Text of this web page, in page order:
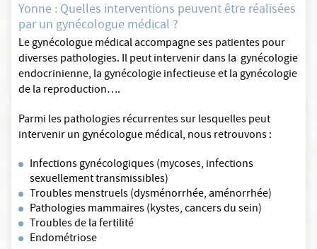
Yonne : Quelles interventions peuvent être réalisées
par un gynécologue médical ?
Le gynécologue médical accompagne ses patientes pour
diverses pathologies. Il peut intervenir dans la gynécologie
endocrinienne, la gynécologie infectieuse et la gynécologie
de la reproduction….
Parmi les pathologies récurrentes sur lesquelles peut
intervenir un gynécologue médical, nous retrouvons :
Infections gynécologiques (mycoses, infections
sexuellement transmissibles)
Troubles menstruels (dysménorrhée, aménorrhée)
Pathologies mammaires (kystes, cancers du sein)
Troubles de la fertilité
Endométriose